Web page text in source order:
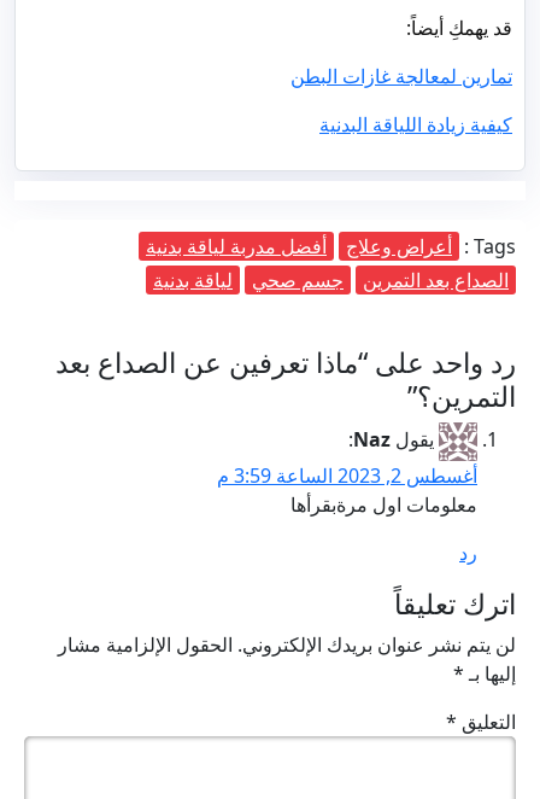
قد يهمكِ أيضاً:
تمارين لمعالجة غازات البطن
كيفية زيادة اللياقة البدنية
Tags : أعراض وعلاج
أفضل مدربة لياقة بدنية
الصداع بعد التمرين
جسم صحي لياقة بدنية
رد واحد على “ماذا تعرفين عن الصداع بعد
التمرين؟”
يقول Naz
:
أغسطس 2, 2023 الساعة 3:59 م
معلومات اول مرةبقرأها
رد
اترك تعليقاً
لن يتم نشر عنوان بريدك الإلكتروني. الحقول الإلزامية مشار
إليها بـ*
التعليق *